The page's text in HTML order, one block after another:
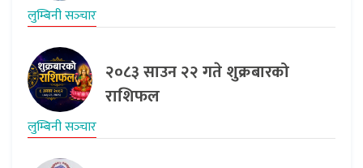
लुम्बिनी सञ्‍चार
२०८३ साउन २२ गते शुक्रबारको
राशिफल
लुम्बिनी सञ्‍चार